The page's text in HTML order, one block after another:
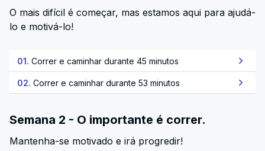
O mais difícil é começar, mas estamos aqui para ajudá-
lo e motivá-lo!
01. Correr e caminhar durante 45 minutos
02. Correr e caminhar durante 53 minutos
Semana 2 - O importante é correr.
Mantenha-se motivado e irá progredir!